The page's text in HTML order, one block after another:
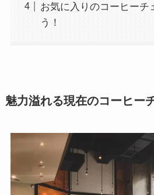
お気に入りのコーヒーチ
う！
魅力溢れる現在のコーヒー